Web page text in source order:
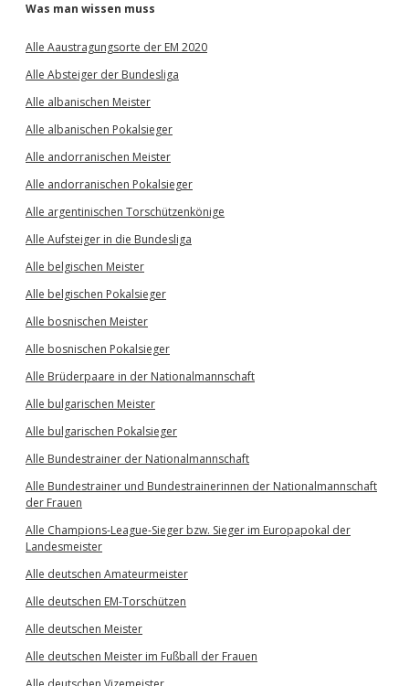
Was man wissen muss
Alle Aaustragungsorte der EM 2020
Alle Absteiger der Bundesliga
Alle albanischen Meister
Alle albanischen Pokalsieger
Alle andorranischen Meister
Alle andorranischen Pokalsieger
Alle argentinischen Torschützenkönige
Alle Aufsteiger in die Bundesliga
Alle belgischen Meister
Alle belgischen Pokalsieger
Alle bosnischen Meister
Alle bosnischen Pokalsieger
Alle Brüderpaare in der Nationalmannschaft
Alle bulgarischen Meister
Alle bulgarischen Pokalsieger
Alle Bundestrainer der Nationalmannschaft
Alle Bundestrainer und Bundestrainerinnen der Nationalmannschaft
der Frauen
Alle Champions-League-Sieger bzw. Sieger im Europapokal der
Landesmeister
Alle deutschen Amateurmeister
Alle deutschen EM-Torschützen
Alle deutschen Meister
Alle deutschen Meister im Fußball der Frauen